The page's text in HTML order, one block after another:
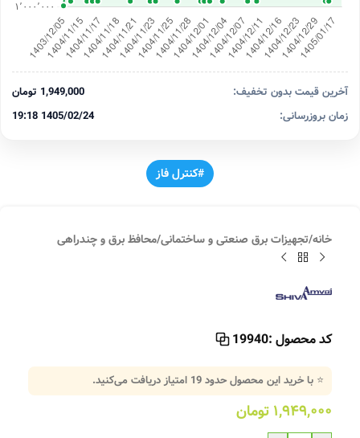
آخرین قیمت بدون تخفیف:
1,949,000 تومان
زمان بروزرسانی:
1405/02/24 19:18
#کنترل فاز
خانه/تجهیزات برق صنعتی و ساختمانی/محافظ برق و چندراهی
کد محصول :19940
⭐ با خرید این محصول حدود19 امتیاز دریافت می‌کنید.
۱,۹۴۹,۰۰۰ تومان